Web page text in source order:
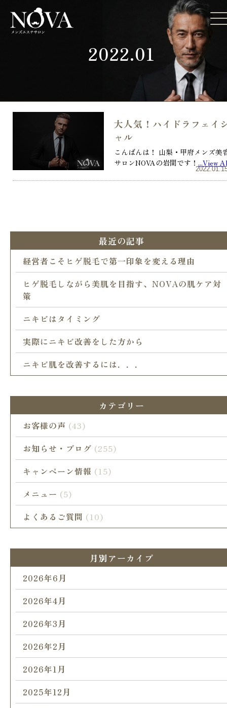
2022.01
大人気！ハイドラフェイ
ャル
こんばんは！ 山梨・甲府メンズ美
サロンNOVAの岩間です！ ...View
最近の記事
経営者こそヒゲ脱毛で第一印象を変える理由
ヒゲ脱毛しながら美肌を目指す、NOVAの肌ケア対
策
ニキビはタイミング
実際にニキビ改善をした方から
ニキビ肌を改善するには．．．
カテゴリー
お客様の声 (43)
お知らせ・ブログ (255)
キャンペーン情報 (15)
メニュー (5)
よくあるご質問 (10)
月別アーカイブ
2026年6月
2026年4月
2026年3月
2026年2月
2026年1月
2025年12月